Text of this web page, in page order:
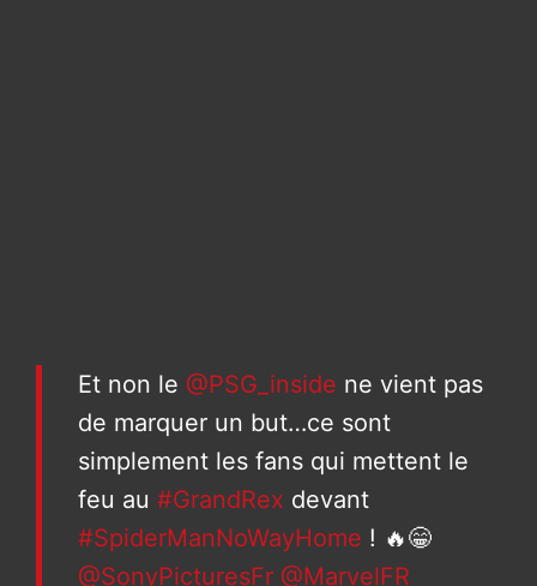
Et non le @PSG_inside ne vient pas
de marquer un but…ce sont
simplement les fans qui mettent le
feu au #GrandRex devant
#SpiderManNoWayHome ! 🔥😁
@SonyPicturesFr @MarvelFR